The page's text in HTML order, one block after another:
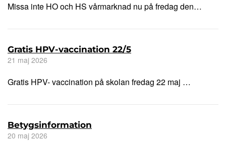
Missa inte HO och HS vårmarknad nu på fredag den…
Gratis HPV-vaccination 22/5
21 maj 2026
Gratis HPV- vaccination på skolan fredag 22 maj …
Betygsinformation
20 maj 2026